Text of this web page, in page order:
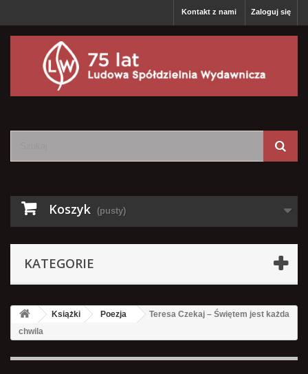
Zaloguj się
Kontakt z nami
Koszyk (pusty)
KATEGORIE
Książki Poezja
Teresa Czekaj – Świętem jest każda
chwila